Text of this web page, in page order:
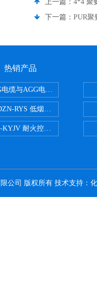
上一篇： 4*4 聚
下一篇： PUR聚
热销产品
电缆与AGG电缆有什么区别
RYS 低烟无卤耐火双绞线
KYJV 耐火控制电缆
公司 版权所有 技术支持：